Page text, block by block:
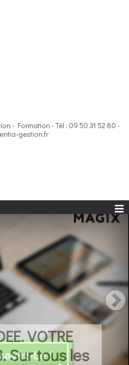
- Formation - Tél : 09 50 31 52 80 -
gestion.fr
VOTRE
Sur tous les